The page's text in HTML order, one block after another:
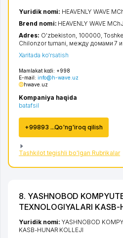
Mamlakat kodi: +998
E-mail: info@h-wave.uz
hwave.uz
Kompaniya haqida
batafsil
+99893 ...Qo'ng'iroq qilish
Tashkilot tegishli bo'lgan Rubrikalar
Yuridik nomi: HEAVENLY WAVE
Brend nomi: HEAVENLY WAVE MChJ
Adres: O'zbekiston, 100000,
Chilonzor tumani, между домами 7
Xaritada ko'rsatish
8. YASHNOBOD
TEXNOLOGIYALARI KASB-
Yuridik nomi:YASHNOBOD
KASB-HUNAR KOLLEJI